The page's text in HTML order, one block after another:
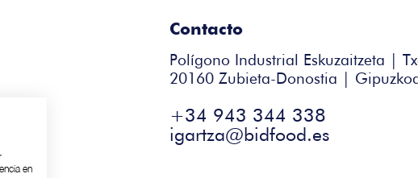
Contacto
Polígono Industrial Eskuzaitzeta |
20160 Zubieta-Donostia |
+34 943 344 338
igartza@bidfood.es
en